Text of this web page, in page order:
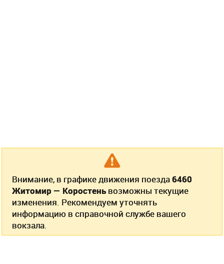
Внимание, в графике движения поезда6460
Житомир — Коростень возможны текущие
изменения. Рекомендуем уточнять
информацию в справочной службе вашего
вокзала.